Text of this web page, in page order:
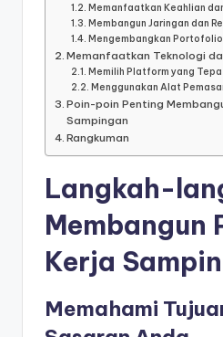
Memanfaatkan Keahlian
Membangun Jaringan dan
Mengembangkan
Memanfaatkan Teknologi
Memilih Platform yang
Menggunakan Alat
Poin-poin Penting
Sampingan
Rangkuman
Langkah-
Membangun
Kerja
Memahami